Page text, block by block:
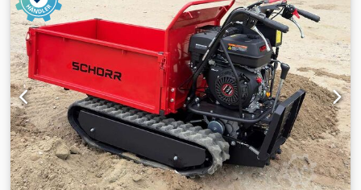
(EXW / zzgl. MwSt.). Dieser kompakte Raupen-Minidumper
ist ideal für Arbeiten in beengten Bereichen. Das robuste
Hydrauliksystem ermöglicht präzise Bewegungen und
einen sicheren Einsatz an Steigungen bis zu 36 %. Mit
einer Nutzlast von 520 kg eignet sich die Maschine
hervorragend für Bau- und Abbrucharbeiten. Einfach zu
transportieren, niedrige Betriebskosten und sofort
einsatzbereit. === LIEFERUNG === Kranverladung auf
Anfrage möglich. Flexible Versandoptionen je nach Zielort
und Kundenwunsch. Alle Transporte werden professionell
vom Logistikteam von Collé Rental & Sales abgewickelt.
Esfx Abnjck